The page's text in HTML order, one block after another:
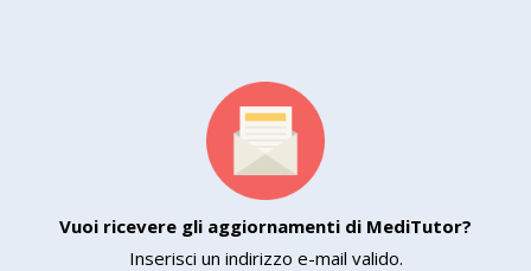
Vuoi ricevere gli aggiornamenti di MediTutor?
Inserisci un indirizzo e-mail valido.